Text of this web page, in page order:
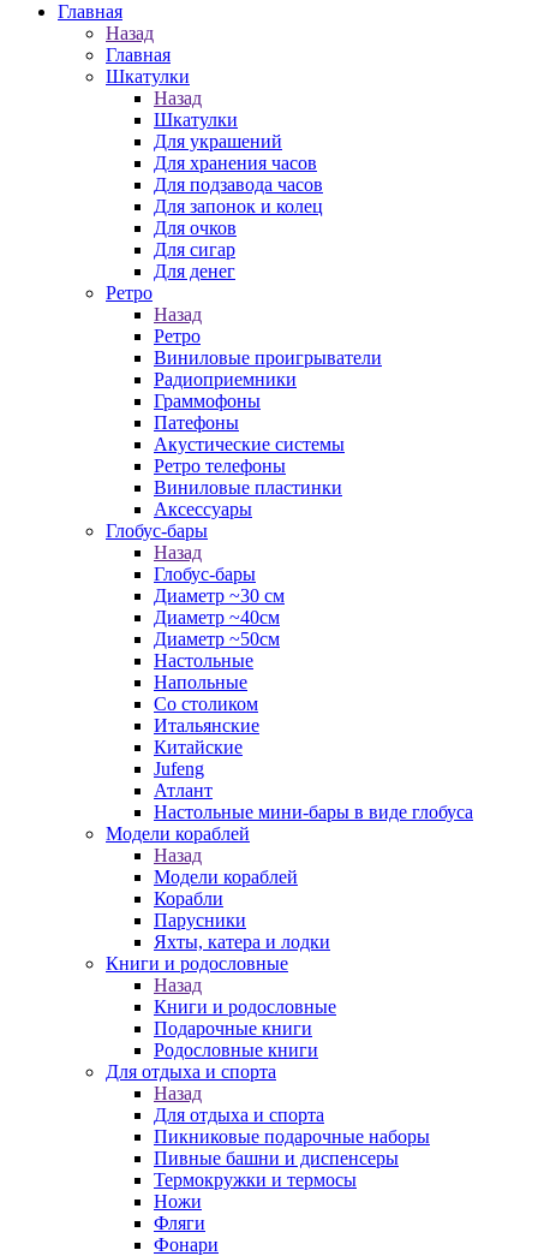
Главная
Назад
Главная
Шкатулки
Назад
Шкатулки
Для украшений
Для хранения часов
Для подзавода часов
Для запонок и колец
Для очков
Для сигар
Для денег
Ретро
Назад
Ретро
Виниловые проигрыватели
Радиоприемники
Граммофоны
Патефоны
Акустические системы
Ретро телефоны
Виниловые пластинки
Аксессуары
Глобус-бары
Назад
Глобус-бары
Диаметр ~30 см
Диаметр ~40см
Диаметр ~50см
Настольные
Напольные
Со столиком
Итальянские
Китайские
Jufeng
Атлант
Настольные мини-бары в виде глобуса
Модели кораблей
Назад
Модели кораблей
Корабли
Парусники
Яхты, катера и лодки
Книги и родословные
Назад
Книги и родословные
Подарочные книги
Родословные книги
Для отдыха и спорта
Назад
Для отдыха и спорта
Пикниковые подарочные наборы
Пивные башни и диспенсеры
Термокружки и термосы
Ножи
Фляги
Фонари